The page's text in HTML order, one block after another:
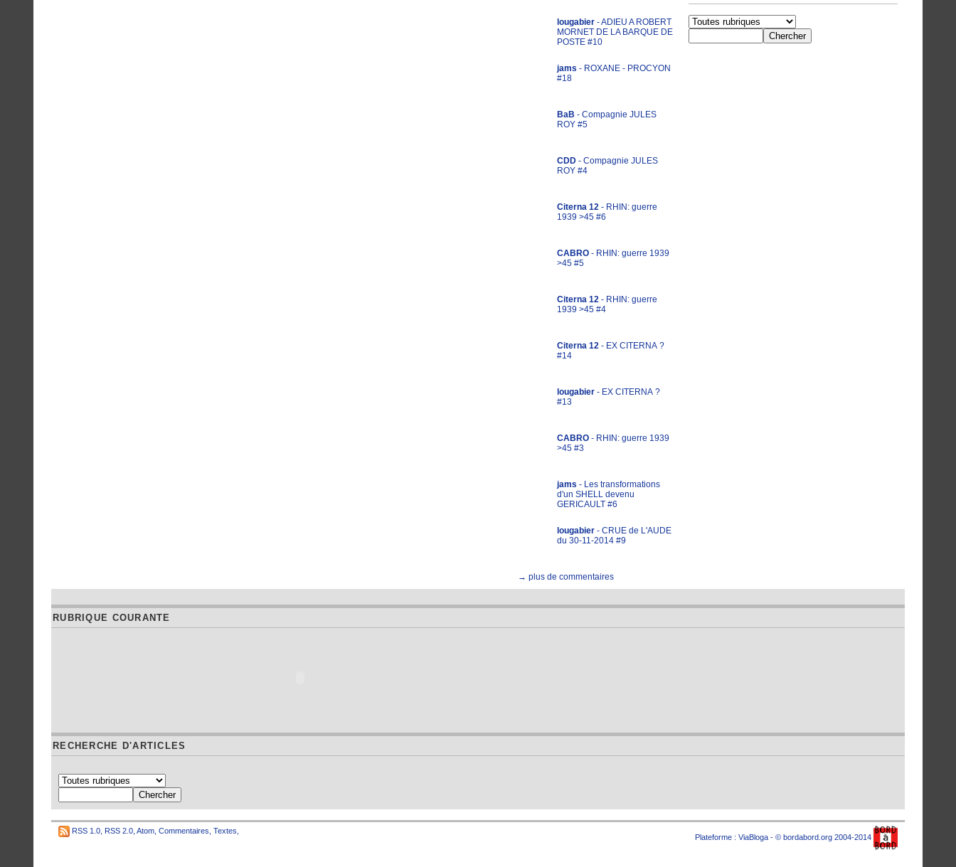
lougabier - ADIEU A ROBERT
MORNET DE LA BARQUE DE
POSTE #10
jams - ROXANE - PROCYON
#18
BaB - Compagnie JULES
ROY #5
CDD - Compagnie JULES
ROY #4
Citerna 12 - RHIN: guerre
1939 >45 #6
CABRO - RHIN: guerre 1939
>45 #5
Citerna 12 - RHIN: guerre
1939 >45 #4
Citerna 12 - EX CITERNA ?
#14
lougabier - EX CITERNA ?
#13
CABRO - RHIN: guerre 1939
>45 #3
jams - Les transformations
d'un SHELL devenu
GERICAULT #6
lougabier - CRUE de L'AUDE
du 30-11-2014 #9
→ plus de commentaires
RUBRIQUE COURANTE
RECHERCHE D'ARTICLES
RSS 1.0 RSS 2.0 Atom Commentaires Textes
Plateforme : ViaBloga - © bordabord.org 2004-2014